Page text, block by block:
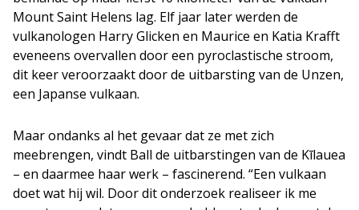
Mount Saint Helens lag. Elf jaar later werden de
vulkanologen Harry Glicken en Maurice en Katia Krafft
eveneens overvallen door een pyroclastische stroom,
dit keer veroorzaakt door de uitbarsting van de Unzen,
een Japanse vulkaan.
Maar ondanks al het gevaar dat ze met zich
meebrengen, vindt Ball de uitbarstingen van de Kīlauea
– en daarmee haar werk – fascinerend. “Een vulkaan
doet wat hij wil. Door dit onderzoek realiseer ik me